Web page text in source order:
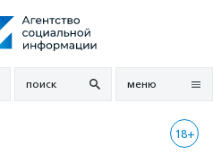
поиск меню
18+